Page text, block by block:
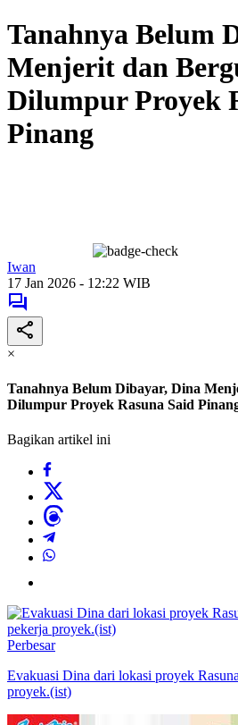
Tanahnya Belum
Menjerit dan
Dilumpur Proyek
Pinang
Iwan
17 Jan 2026 - 12:22 WIB
×
Tanahnya Belum Dibayar, Dina
Dilumpur Proyek Rasuna Said
Bagikan artikel ini
Perbesar
Evakuasi Dina dari lokasi proyek
proyek.(ist)